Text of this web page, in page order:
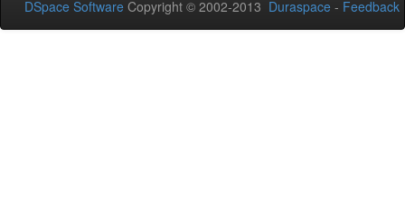
DSpace Software Copyright © 2002-2013 Duraspace - Feedback